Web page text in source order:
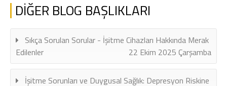
DİĞER BLOG BAŞLIKLARI
Sıkça Sorulan Sorular - İşitme Cihazları Hakkında Merak
Edilenler
22 Ekim 2025 Çarşamba
İşitme Sorunları ve Duygusal Sağlık: Depresyon Riskine